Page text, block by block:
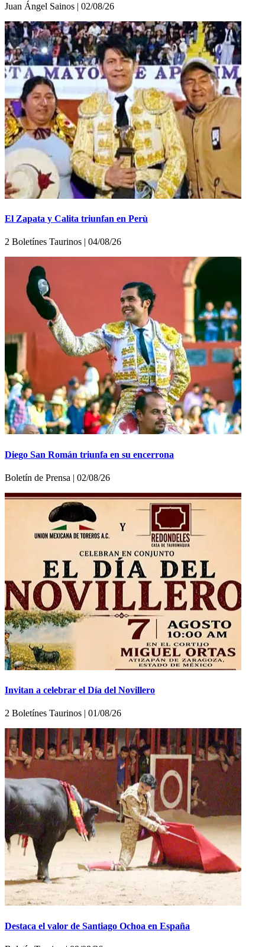
Juan Ángel Sainos | 02/08/26
El Zapata y Calita triunfan en Perù
2 Boletínes Taurinos | 04/08/26
Diego San Román triunfa en su encerrona
Boletí­n de Prensa | 02/08/26
Invitan a celebrar el Día del Novillero
2 Boletínes Taurinos | 01/08/26
Destaca el valor de Santiago Ochoa en España